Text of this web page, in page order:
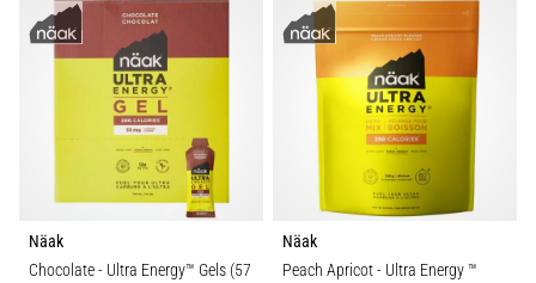
Näak
Chocolate - Ultra Energy™ Gels (57
Näak
Peach Apricot - Ultra Energy ™